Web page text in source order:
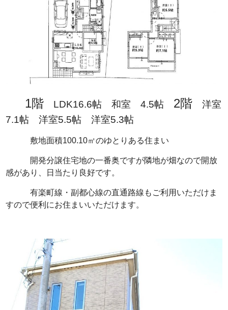
1階 LDK16.6帖 和室 4.5帖 2階 洋室
7.1帖 洋室5.5帖 洋室5.3帖
敷地面積100.10㎡のゆとりある住まい
開発分譲住宅地の一番奥ですが隣地が畑なので開放
感があり、日当たり良好です。
有楽町線・副都心線の直通路線もご利用いただけま
すので便利にお住まいいただけます。